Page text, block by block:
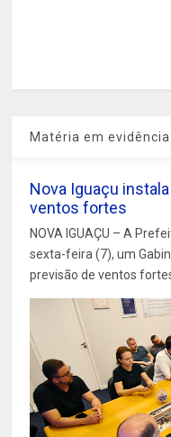
Matéria em evidência
Nova Iguaçu
ventos fortes
NOVA IGUAÇU – A
sexta-feira (7), um
previsão de ventos fortes